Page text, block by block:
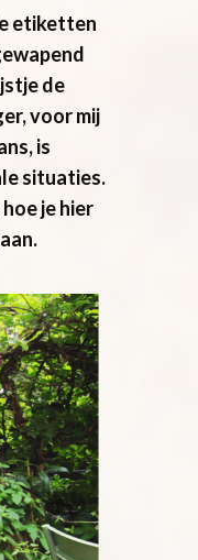
etiketten
de
voor mij
is
situaties.
je hier